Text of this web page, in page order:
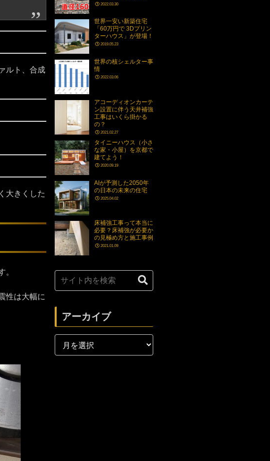
ルト、合成
大きくした
。
性は大幅に
2022.03.30
世界一安い新築住宅
「60万円で 3Dプリン
ターハウス」が登場！
2019.05.23
世界の核シェルター事
情
2022.03.06
アコーディオンカーテ
ン設置に伴う天井補強
工事はいくら掛かる
の？
2021.02.27
タイニーハウス（小さ
な家・小屋）を京都で
建てよう！
2020.09.19
AIが予測した2050年
の日本の未来の住宅
2025.04.02
床補強工事って本当に
必要？床補強が必要か
の見極め方と施工事例
2021.01.09
アーカイブ